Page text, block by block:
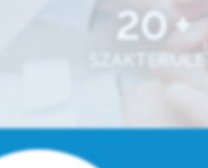
20 +
SZAKTERÜLET